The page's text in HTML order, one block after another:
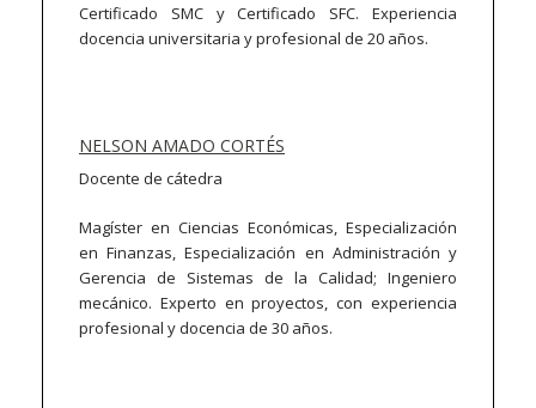
Certificado SMC y Certificado SFC. Experiencia
docencia universitaria y profesional de 20 años.
NELSON AMADO CORTÉS
Docente de cátedra
Magíster en Ciencias Económicas, Especialización
en Finanzas, Especialización en Administración y
Gerencia de Sistemas de la Calidad; Ingeniero
mecánico. Experto en proyectos, con experiencia
profesional y docencia de 30 años.